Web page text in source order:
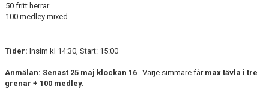
50 fritt herrar
100 medley mixed
Tider: Insim kl 14:30, Start: 15:00
Anmälan: Senast 25 maj klockan 16.. Varje simmare får max tävla i tre
grenar + 100 medley.